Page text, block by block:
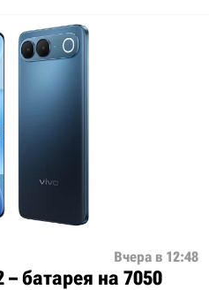
Вчера в 12:48
батарея на 7050